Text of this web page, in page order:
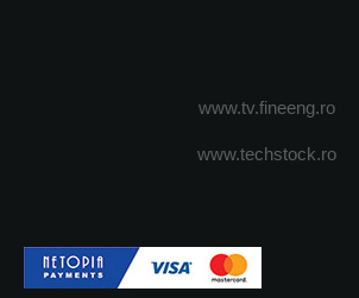
www.tv.fineeng.ro
www.techstock.ro